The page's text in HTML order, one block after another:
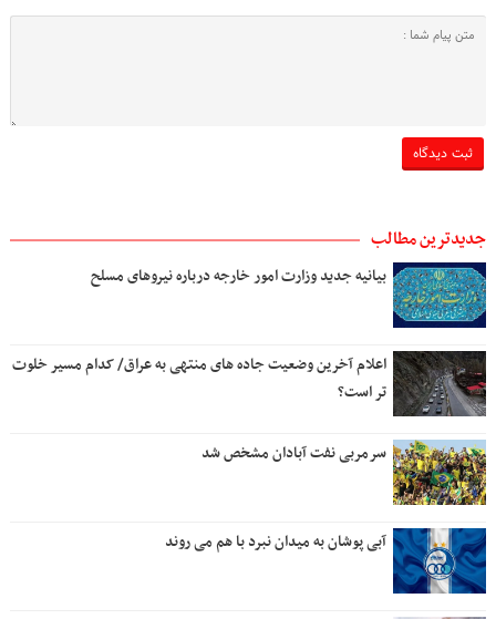
جدیدترین مطالب
بیانیه جدید وزارت امور خارجه درباره نیروهای مسلح
اعلام آخرین وضعیت جاده های منتهی به عراق/ کدام مسیر خلوت
تر است؟
سرمربی نفت آبادان مشخص شد
آبی پوشان به میدان نبرد با هم می روند